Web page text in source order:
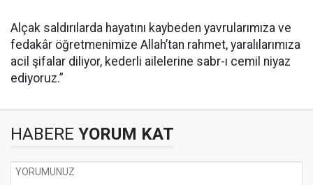
Alçak saldırılarda hayatını kaybeden yavrularımıza ve
fedakâr öğretmenimize Allah’tan rahmet, yaralılarımıza
acil şifalar diliyor, kederli ailelerine sabr-ı cemil niyaz
ediyoruz.”
HABERE YORUM KAT